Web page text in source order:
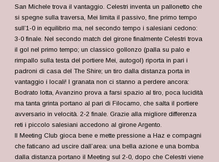
San Michele trova il vantaggio. Celestri inventa un pallonetto che
si spegne sulla traversa, Mei limita il passivo, fine primo tempo
sull’1-0 in equilibrio ma, nel secondo tempo i salesiani cedono:
3-0 finale. Nel secondo match del girone finalmente Celestri trova
il gol nel primo tempo; un classico gollonzo (palla su palo e
rimpallo sulla testa del portiere Mei, autogol) riporta in pari i
padroni di casa del The Shire; un tiro dalla distanza porta in
vantaggio i locali! I granata non ci stanno a perdere ancora:
Bodrato lotta, Avanzino prova a farsi spazio al tiro, poca lucidità
ma tanta grinta portano al pari di Filocamo, che salta il portiere
avversario in velocità. 2-2 finale. Grazie alla migliore differenza
reti i piccolo salesiani accedono al girone Argento.
Il Meeting Club gioca bene e mette pressione a Haz e compagni
che faticano ad uscire dall’area: una bella azione e una bomba
dalla distanza portano il Meeting sul 2-0, dopo che Celestri viene